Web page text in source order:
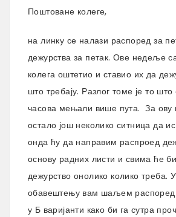
Поштоване колеге,
на линку се налази распоред за
дежурства за петак. Ове недеље
колега оштетио и ставио их да
што требају. Разлог томе је то
часова мењали више пута. За ову
остало још неколико ситница да
онда ћу да направим распроед
основу радних листи и свима ће
дежурство онолико колико треба.
обавештењу вам шаљем
у Б варијанти како би га сутра